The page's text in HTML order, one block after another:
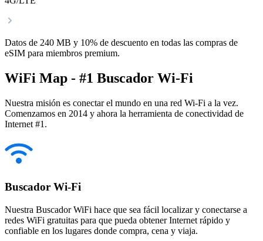
Datos de 240 MB y 10% de descuento en todas las compras de
eSIM para miembros premium.
WiFi Map - #1 Buscador Wi-Fi
Nuestra misión es conectar el mundo en una red Wi-Fi a la vez.
Comenzamos en 2014 y ahora la herramienta de conectividad de
Internet #1.
Buscador Wi-Fi
Nuestra Buscador WiFi hace que sea fácil localizar y conectarse a
redes WiFi gratuitas para que pueda obtener Internet rápido y
confiable en los lugares donde compra, cena y viaja.